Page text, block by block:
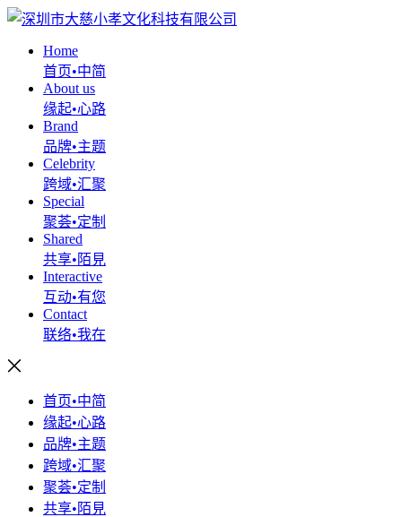
Home
首页•中简
About us
缘起•心路
Brand
品牌•主题
Celebrity
跨域•汇聚
Special
聚荟•定制
Shared
共享•陌見
Interactive
互动•有您
Contact
联络•我在
首页•中简
缘起•心路
品牌•主题
跨域•汇聚
聚荟•定制
共享•陌見